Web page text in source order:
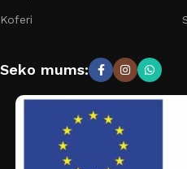
Koferi
Seko mums: